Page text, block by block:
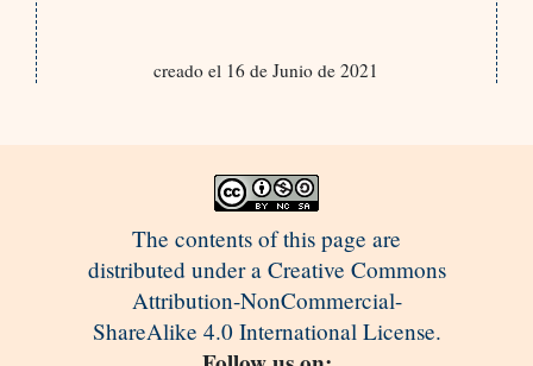
creado el 16 de Junio de 2021
The contents of this page are
distributed under a Creative Commons
Attribution-NonCommercial-
ShareAlike 4.0 International License.